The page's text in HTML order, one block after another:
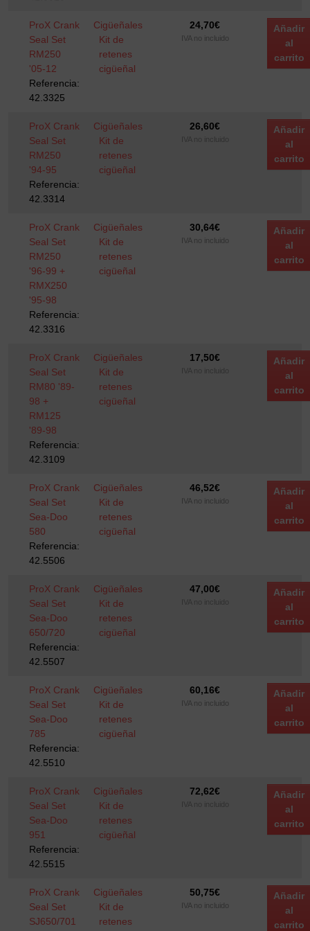
ProX Crank
Seal Set
RM250
'05-12
Referencia:
42.3325
Cigüeñales
Kit de
retenes
cigüeñal
24,70€
IVA no incluido
Añadir
al
carrito
ProX Crank
Seal Set
RM250
'94-95
Referencia:
42.3314
Cigüeñales
Kit de
retenes
cigüeñal
26,60€
IVA no incluido
Añadir
al
carrito
ProX Crank
Seal Set
RM250
'96-99 +
RMX250
'95-98
Referencia:
42.3316
Cigüeñales
Kit de
retenes
cigüeñal
30,64€
IVA no incluido
Añadir
al
carrito
ProX Crank
Seal Set
RM80 '89-
98 +
RM125
'89-98
Referencia:
42.3109
Cigüeñales
Kit de
retenes
cigüeñal
17,50€
IVA no incluido
Añadir
al
carrito
ProX Crank
Seal Set
Sea-Doo
580
Referencia:
42.5506
Cigüeñales
Kit de
retenes
cigüeñal
46,52€
IVA no incluido
Añadir
al
carrito
ProX Crank
Seal Set
Sea-Doo
650/720
Referencia:
42.5507
Cigüeñales
Kit de
retenes
cigüeñal
47,00€
IVA no incluido
Añadir
al
carrito
ProX Crank
Seal Set
Sea-Doo
785
Referencia:
42.5510
Cigüeñales
Kit de
retenes
cigüeñal
60,16€
IVA no incluido
Añadir
al
carrito
ProX Crank
Seal Set
Sea-Doo
951
Referencia:
42.5515
Cigüeñales
Kit de
retenes
cigüeñal
72,62€
IVA no incluido
Añadir
al
carrito
ProX Crank
Seal Set
SJ650/701
Cigüeñales
Kit de
retenes
50,75€
IVA no incluido
Añadir
al
carrito